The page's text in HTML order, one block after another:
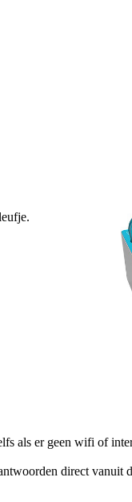
als er geen wifi of
direct vanuit